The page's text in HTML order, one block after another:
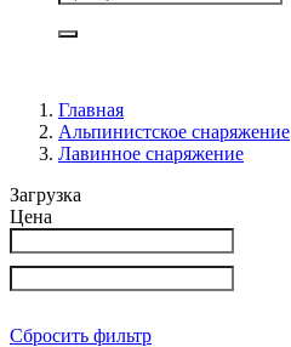
Главная
Альпинистское снаряжение
Лавинное снаряжение
Загрузка
Цена
Сбросить фильтр